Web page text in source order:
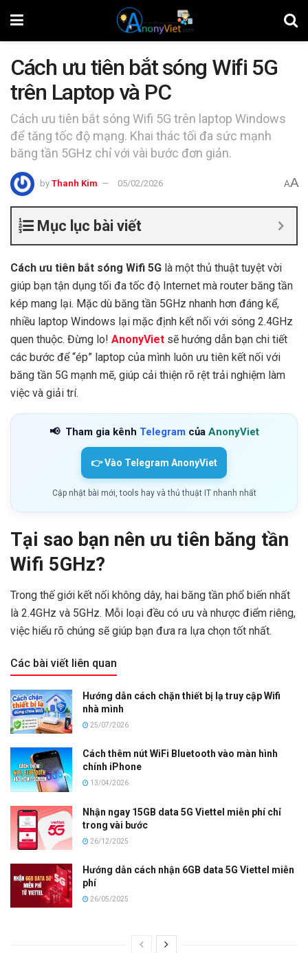
Cách ưu tiên bắt sóng Wifi 5G
trên Laptop và PC
Cách ưu tiên bắt sóng Wifi 5G trên laptop Windows
để tăng tốc độ mạng. Khai thác tối đa sức mạnh
băng tần 5GHz chỉ với vài bước đơn giản.
by Thanh Kim 05/02/2026 AA
Mục lục bài viết
Cách ưu tiên bắt sóng Wifi 5G là một thủ thuật tuyệt vời
giúp bạn tận dụng tối đa tốc độ Internet mà router băng tần
kép mang lại. Mặc dù băng tần 5GHz nhanh hơn đáng kể,
nhiều laptop Windows lại mặc định kết nối với sóng 2.4GHz
quen thuộc. Đừng lo! AnonyViet sẽ hướng dẫn bạn chi tiết
các bước để “ép” laptop của mình luôn ưu tiên kết nối với
băng tần 5G mạnh mẽ, giúp cải thiện rõ rệt trải nghiệm làm
việc và giải trí.
📢 Tham gia kênh Telegram của AnonyViet
👉 Vào Telegram AnonyViet
Cập nhật bài mới, tools hay và thủ thuật IT nhanh nhất
Tại sao bạn nên ưu tiên băng tần
Wifi 5GHz?
Trong thế giới kết nối không dây, hai băng tần phổ biến nhất
là 2.4GHz và 5GHz. Mỗi loại đều có ưu và nhược điểm riêng,
việc hiểu rõ chúng sẽ giúp bạn đưa ra lựa chọn tốt nhất.
Các bài viết liên quan
Hướng dẫn cách chặn thiết bị lạ truy cập Wifi
nhà mình
25/07/2026
Cách thêm nút WiFi Bluetooth vào màn hình
chính iPhone
13/04/2026
Nhận ngay 15GB data 5G Viettel miễn phí chỉ
trong vài bước
26/12/2025
Hướng dẫn cách nhận 6GB data 5G Viettel miễn
phí
26/05/2025